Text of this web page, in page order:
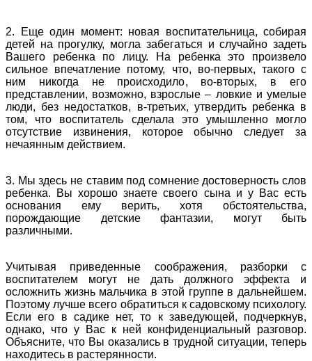
2. Еще один момент: новая воспитательница, собирая
детей на прогулку, могла забегаться и случайно задеть
Вашего ребенка по лицу. На ребенка это произвело
сильное впечатление потому, что, во-первых, такого с
ним никогда не происходило, во-вторых, в его
представлении, возможно, взрослые – ловкие и умелые
люди, без недостатков, в-третьих, утвердить ребенка в
том, что воспитатель сделала это умышленно могло
отсутствие извинения, которое обычно следует за
нечаянным действием.
3. Мы здесь не ставим под сомнение достоверность слов
ребенка. Вы хорошо знаете своего сына и у Вас есть
основания ему верить, хотя обстоятельства,
порождающие детские фантазии, могут быть
различными.
Учитывая приведенные соображения, разборки с
воспитателем могут не дать должного эффекта и
осложнить жизнь мальчика в этой группе в дальнейшем.
Поэтому лучше всего обратиться к садовскому психологу.
Если его в садике нет, то к заведующей, подчеркнув,
однако, что у Вас к ней конфиденциальный разговор.
Объясните, что Вы оказались в трудной ситуации, теперь
находитесь в растерянности.